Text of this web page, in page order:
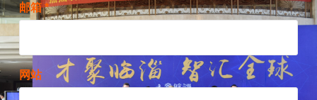
邮箱*
网站